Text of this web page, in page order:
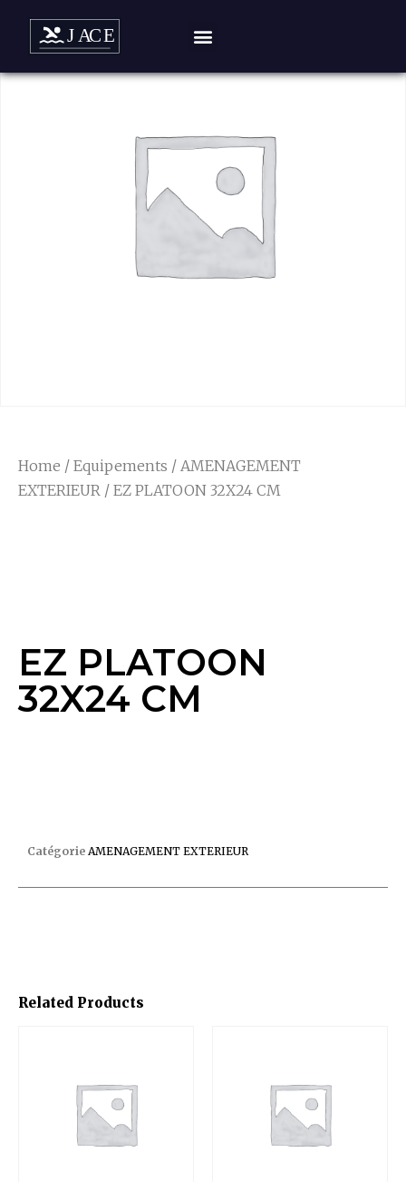
Home / Equipements / AMENAGEMENT
EXTERIEUR / EZ PLATOON 32X24 CM
EZ PLATOON
32X24 CM
Related Products
Catégorie AMENAGEMENT EXTERIEUR